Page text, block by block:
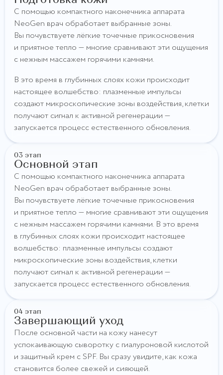
С помощью компактного наконечника аппарата
NeoGen врач обработает выбранные зоны.
Вы почувствуете лёгкие точечные прикосновения
и приятное тепло — многие сравнивают эти ощущения
с нежным массажем горячими камнями.
В это время в глубинных слоях кожи происходит
настоящее волшебство: плазменные импульсы
создают микроскопические зоны воздействия, клетки
получают сигнал к активной регенерации —
запускается процесс естественного обновления.
03 этап
Основной этап
С помощью компактного наконечника аппарата
NeoGen врач обработает выбранные зоны.
Вы почувствуете лёгкие точечные прикосновения
и приятное тепло — многие сравнивают эти ощущения
с нежным массажем горячими камнями. В это время
в глубинных слоях кожи происходит настоящее
волшебство: плазменные импульсы создают
микроскопические зоны воздействия, клетки
получают сигнал к активной регенерации —
запускается процесс естественного обновления.
04 этап
Завершающий уход
После основной части на кожу нанесут
успокаивающую сыворотку с гиалуроновой кислотой
и защитный крем с SPF. Вы сразу увидите, как кожа
становится более свежей и сияющей.